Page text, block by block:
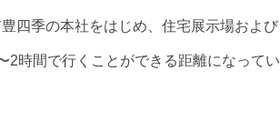
四季の本社をはじめ、住宅展示場およ
時間で行くことができる距離になってい